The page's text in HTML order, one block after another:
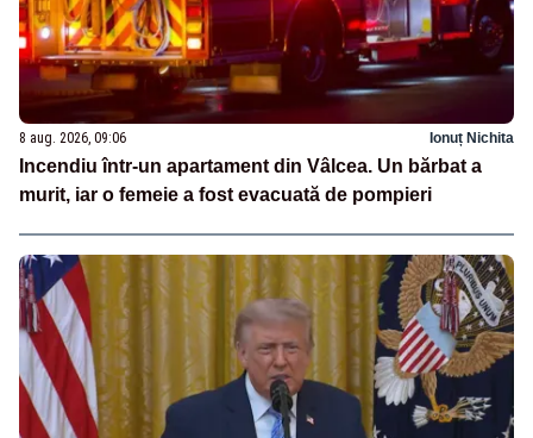
8 aug. 2026, 09:06 Ionuț Nichita
Incendiu într-un apartament din Vâlcea. Un bărbat a
murit, iar o femeie a fost evacuată de pompieri